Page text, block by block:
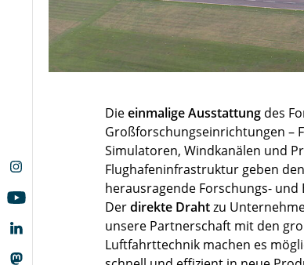
Dieeinmalige Ausstattung des
Großforschungseinrichtungen –
Simulatoren, Windkanälen und
Flughafeninfrastruktur geben
herausragende Forschungs-
Derdirekte Drahtzu
unsere Partnerschaft mit den
Luftfahrttechnik machen es